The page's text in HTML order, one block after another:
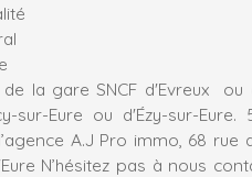
la gare SNCF d'Evreux ou
sur-Eure ou d'Ézy-sur-
A.J Pro immo, 68 rue
N’hésitez pas à nous